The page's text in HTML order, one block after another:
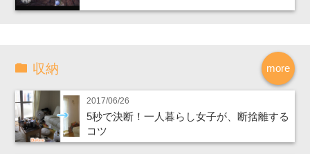
more
収納
2017/06/26
5秒で決断！一人暮らし女子が、断捨離する
コツ